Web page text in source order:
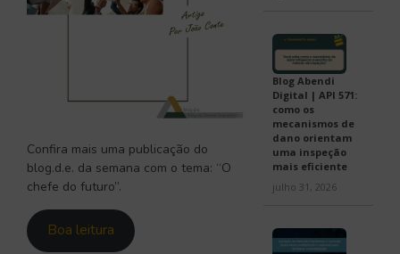
Confira mais uma publicação do
blog.d.e. da semana com o tema: “O
chefe do futuro”.
Boa leitura
Blog Abendi
Digital | API 571:
como os
mecanismos de
dano orientam
uma inspeção
mais eficiente
julho 31, 2026